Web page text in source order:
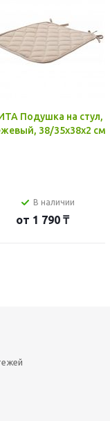
Подушка на стул,
38/35x38x2 см
В наличии
от 1 790 ₸